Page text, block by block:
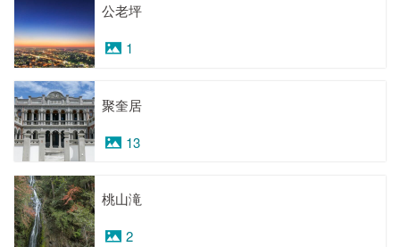
公老坪
1
聚奎居
13
桃山滝
2